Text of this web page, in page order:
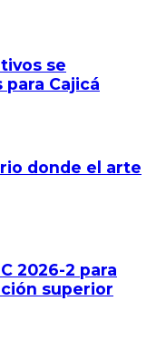
se
Cajicá
donde el arte
2026-2 para
superior